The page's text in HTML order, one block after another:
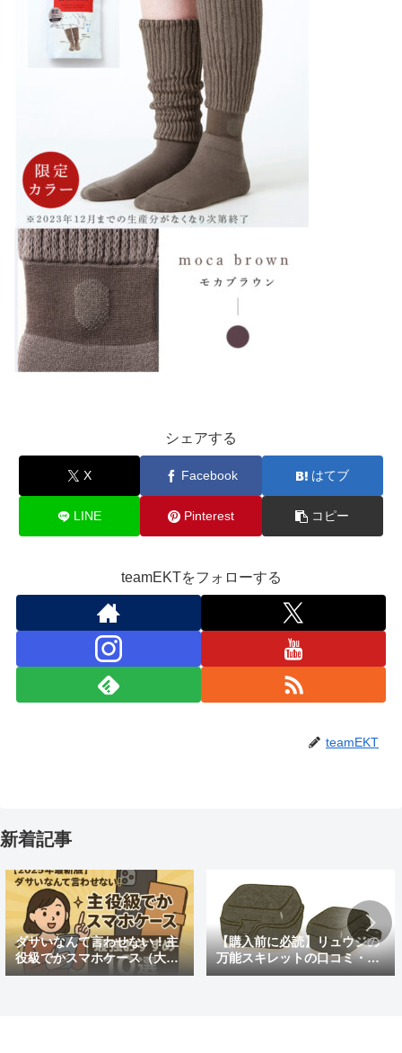
シェアする
X Facebook はてブ
LINE Pinterest コピー
teamEKTをフォローする
teamEKT
新着記事
ダサいなんて言わせない！主
役級でかスマホケース（大き
めの）最強おすすめ10選
【購入前に必読】リュウジの
万能スキレットの口コミ・評
判まとめ｜後悔しないための